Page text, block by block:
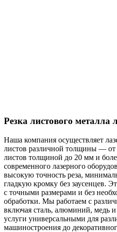
Резка листового
Наша компания осуществляет
листов различной толщины —
листов толщиной до 20 мм и
современного лазерного
высокую точность реза,
гладкую кромку без заусенцев.
с точными размерами и без
обработки. Мы работаем с
включая сталь, алюминий, медь
услуги универсальными для
машиностроения до